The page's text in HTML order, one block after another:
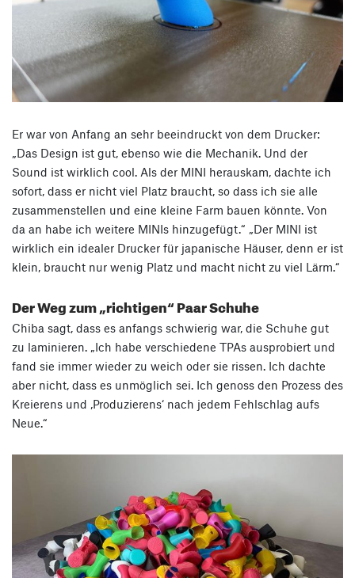
Er war von Anfang an sehr beeindruckt von dem Drucker:
„Das Design ist gut, ebenso wie die Mechanik. Und der
Sound ist wirklich cool. Als der MINI herauskam, dachte ich
sofort, dass er nicht viel Platz braucht, so dass ich sie alle
zusammenstellen und eine kleine Farm bauen könnte. Von
da an habe ich weitere MINIs hinzugefügt.“ „Der MINI ist
wirklich ein idealer Drucker für japanische Häuser, denn er ist
klein, braucht nur wenig Platz und macht nicht zu viel Lärm.“
Der Weg zum „richtigen“ Paar Schuhe
Chiba sagt, dass es anfangs schwierig war, die Schuhe gut
zu laminieren. „Ich habe verschiedene TPAs ausprobiert und
fand sie immer wieder zu weich oder sie rissen. Ich dachte
aber nicht, dass es unmöglich sei. Ich genoss den Prozess des
Kreierens und ‚Produzierens‘ nach jedem Fehlschlag aufs
Neue.“